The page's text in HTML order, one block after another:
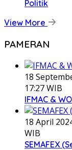
Politik
View More
PAMERAN
18
17:27 WIB
IFMAC &
18 April
WIB
SEMAFEX